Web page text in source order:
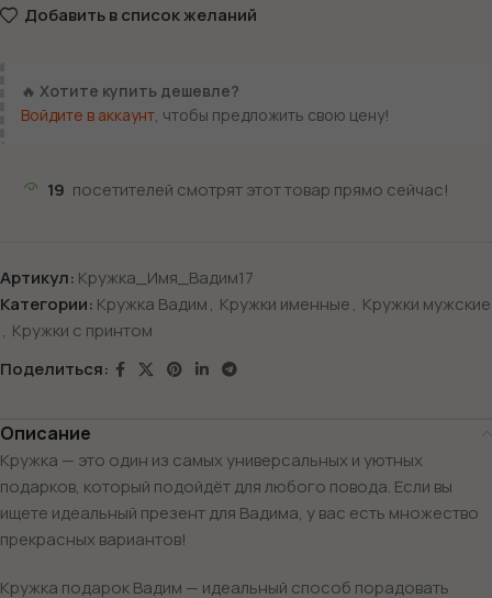
Добавить в список желаний
🔥 Хотите купить дешевле?
Войдите в аккаунт , чтобы предложить свою цену!
19 посетителей смотрят этот товар прямо сейчас!
Артикул: Кружка_Имя_Вадим17
Категории: Кружка Вадим, Кружки именные, Кружки мужские
, Кружки с принтом
Поделиться:
Описание
Кружка — это один из самых универсальных и уютных
подарков, который подойдёт для любого повода. Если вы
ищете идеальный презент для Вадима, у вас есть множество
прекрасных вариантов!
Кружка подарок Вадим — идеальный способ порадовать